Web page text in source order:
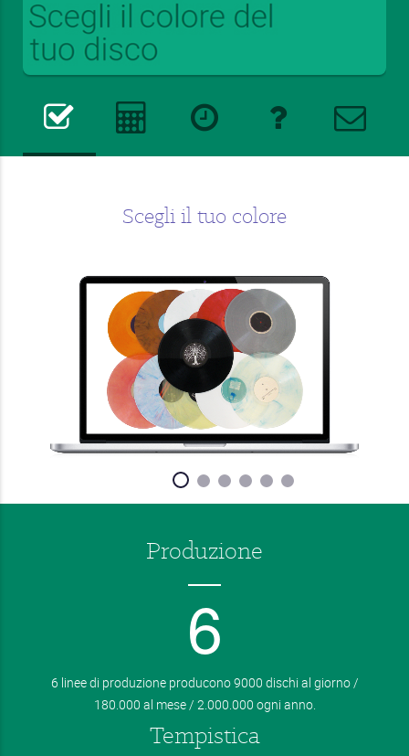
Scegli il tuo colore
Produzione
6
6 linee di produzione producono 9000 dischi al giorno /
180.000 al mese / 2.000.000 ogni anno.
Tempistica